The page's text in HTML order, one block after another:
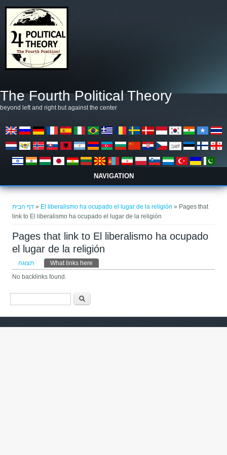
The Fourth Political Theory
beyond left and right but against the center
NAVIGATION
דף הבית » El liberalismo ha ocupado el lugar de la religión » Pages that
link to El liberalismo ha ocupado el lugar de la religión
Pages that link to El liberalismo ha ocupado
el lugar de la religión
לשוניות ראשיות
תצוגה What links here
No backlinks found.